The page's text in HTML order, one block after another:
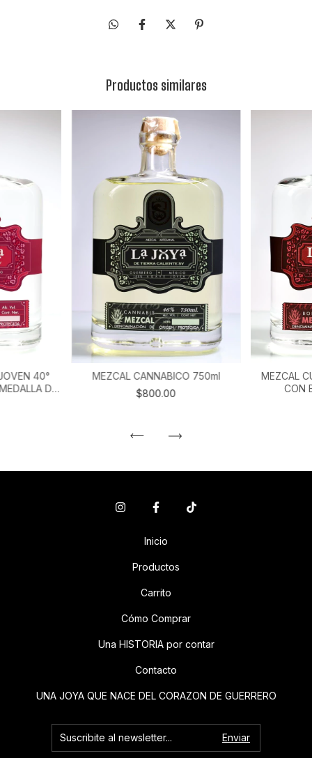
Productos similares
40°
DE
MEZCAL CANNABICO 750ml
$800.00
MEZCAL
CON
Inicio
Productos
Carrito
Cómo Comprar
Una HISTORIA por contar
Contacto
UNA JOYA QUE NACE DEL CORAZON DE GUERRERO